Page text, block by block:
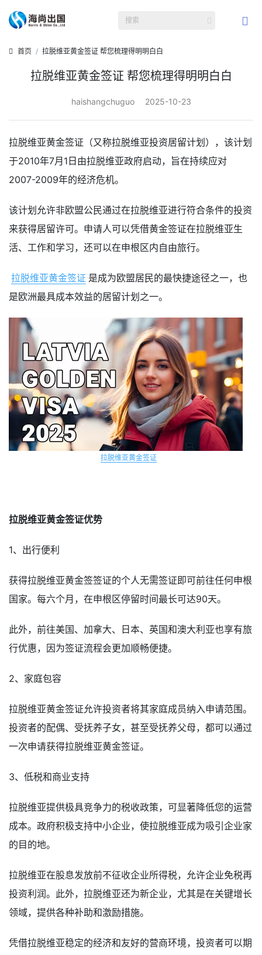
首页 拉脱维亚黄金签证 帮您梳理得明明白白
拉脱维亚黄金签证 帮您梳理得明明白白
haishangchuguo 2025-10-23
拉脱维亚黄金签证（又称拉脱维亚投资居留计划），该计划
于2010年7月1日由拉脱维亚政府启动，旨在持续应对
2007-2009年的经济危机。
该计划允许非欧盟公民通过在拉脱维亚进行符合条件的投资
来获得居留许可。申请人可以凭借黄金签证在拉脱维亚生
活、工作和学习，还可以在申根区内自由旅行。
拉脱维亚黄金签证 是成为欧盟居民的最快捷途径之一，也
是欧洲最具成本效益的居留计划之一。
拉脱维亚黄金签证
拉脱维亚黄金签证优势
1、出行便利
获得拉脱维亚黄金签签证的个人无需签证即可前往任何申根
国家。每六个月，在申根区停留时间最长可达90天。
此外，前往美国、加拿大、日本、英国和澳大利亚也享有旅
行优惠，因为签证流程会更加顺畅便捷。
2、家庭包容
拉脱维亚黄金签证允许投资者将其家庭成员纳入申请范围。
投资者的配偶、受抚养子女，甚至受抚养父母，都可以通过
一次申请获得拉脱维亚黄金签证。
3、低税和商业支持
拉脱维亚提供极具竞争力的税收政策，可显著降低您的运营
成本。政府积极支持中小企业，使拉脱维亚成为吸引企业家
的目的地。
拉脱维亚在股息发放前不征收企业所得税，允许企业免税再
投资利润。此外，拉脱维亚还为新企业，尤其是在关键增长
领域，提供各种补助和激励措施。
凭借拉脱维亚稳定的经济和友好的营商环境，投资者可以期